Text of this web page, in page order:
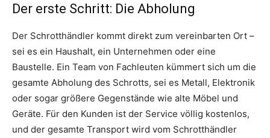
Der erste Schritt: Die Abholung
Der Schrotthändler kommt direkt zum vereinbarten Ort –
sei es ein Haushalt, ein Unternehmen oder eine
Baustelle. Ein Team von Fachleuten kümmert sich um die
gesamte Abholung des Schrotts, sei es Metall, Elektronik
oder sogar größere Gegenstände wie alte Möbel und
Geräte. Für den Kunden ist der Service völlig kostenlos,
und der gesamte Transport wird vom Schrotthändler